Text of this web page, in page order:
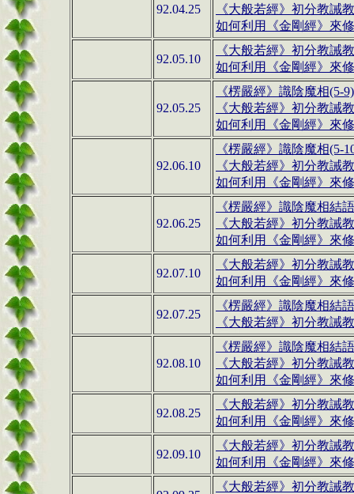
92.04.25
《大般若經》初分教誡
如何利用
《金剛經》 來
92.05.10
《大般若經》初分教誡
如何利用
《金剛經》 來
92.05.25
《楞嚴經》識陰魔相(5-
《大般若經》初分教誡
如何利用《金剛經》來
92.06.10
《楞嚴經》識陰魔相(5-
《大般若經》初分教誡
如何利用
《金剛經》 來
92.06.25
《楞嚴經》識陰魔相結
《大般若經》初分教誡
如何利用《金剛經》來
92.07.10
《大般若經》初分教誡
如何利用
《金剛經》 來
92.07.25
《楞嚴經》識陰魔相結
《大般若經》初分教誡
92.08.10
《楞嚴經》識陰魔相結
《大般若經》初分教誡
如何利用《金剛經》來
92.08.25
《大般若經》初分教誡
如何利用
《金剛經》 來
92.09.10
《大般若經》初分教誡
如何利用《金剛經》來
《大般若經》初分教誡